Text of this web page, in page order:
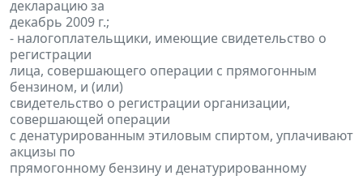
декларацию за
декабрь 2009 г.;
- налогоплательщики, имеющие свидетельство о
регистрации
лица, совершающего операции с прямогонным
бензином, и (или)
свидетельство о регистрации организации,
совершающей операции
с денатурированным этиловым спиртом, уплачивают
акцизы по
прямогонному бензину и денатурированному